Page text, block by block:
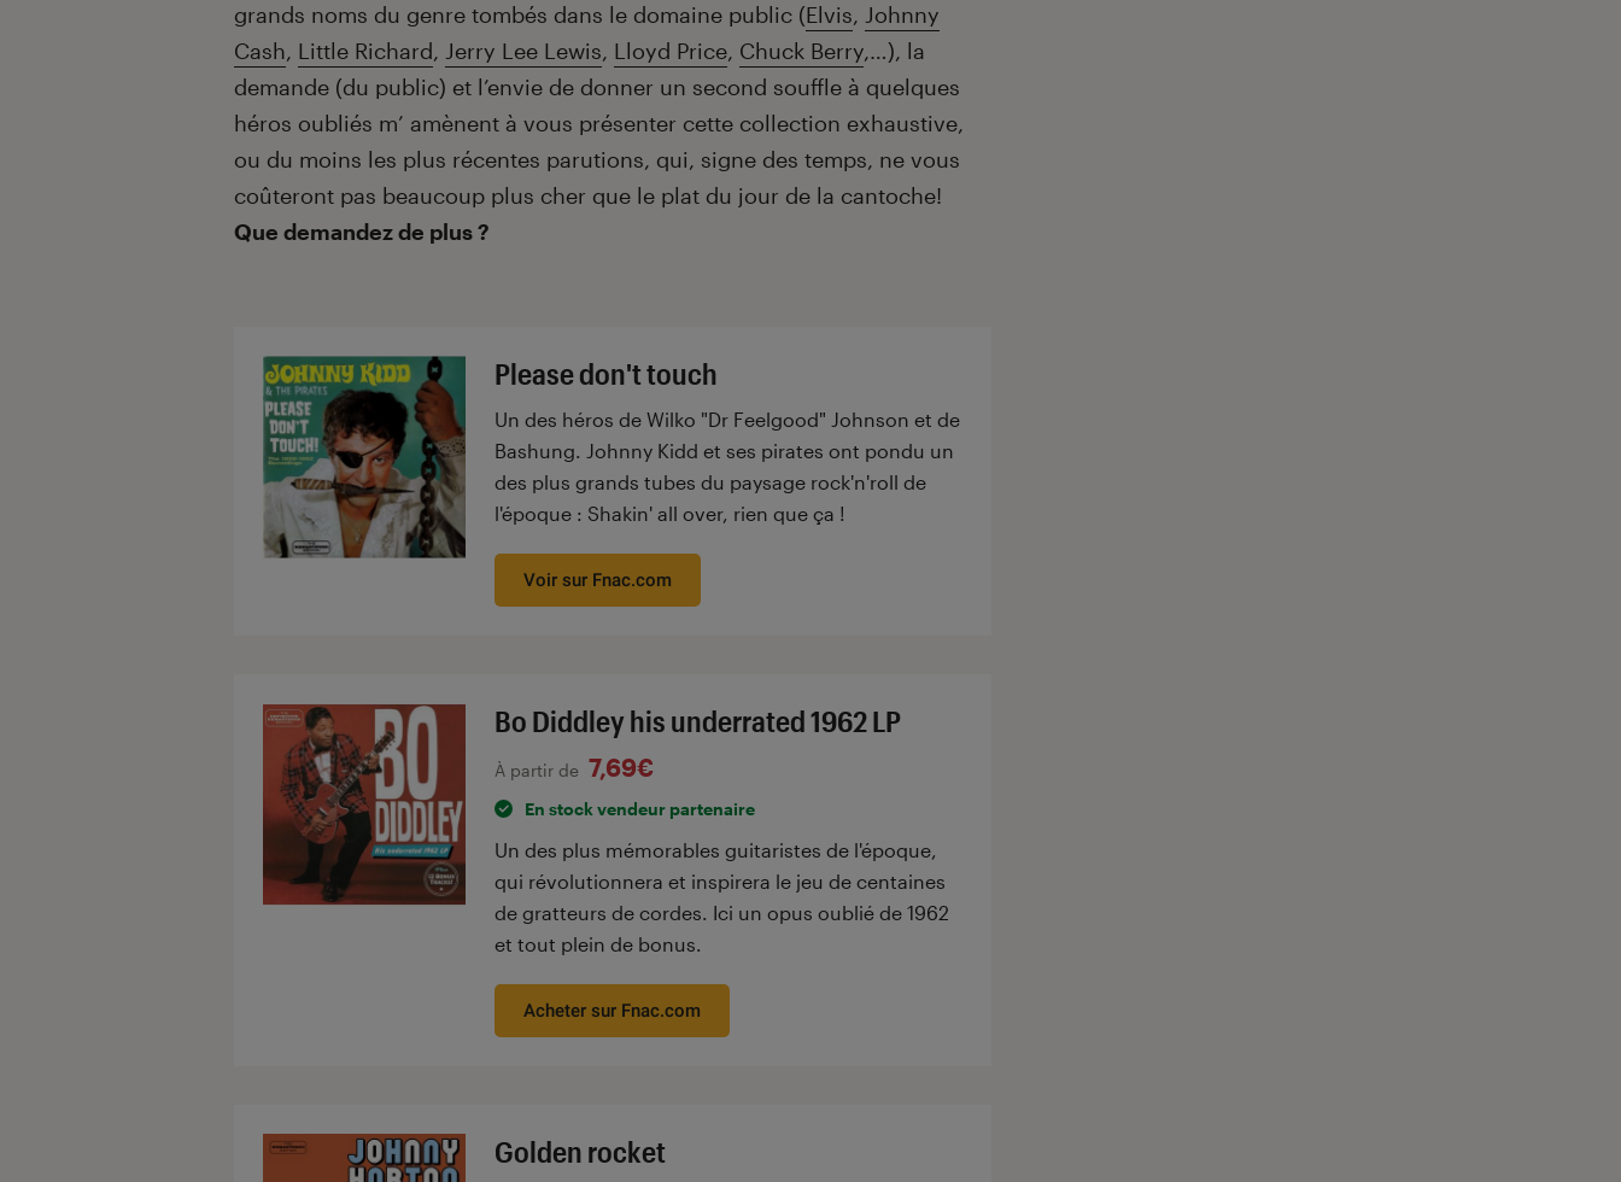
grands noms du genre tombés dans le domaine public (Elvis, Johnny
Cash, Little Richard, Jerry Lee Lewis, Lloyd Price, Chuck Berry,…), la
demande (du public) et l’envie de donner un second souffle à quelques
héros oubliés m’ amènent à vous présenter cette collection exhaustive,
ou du moins les plus récentes parutions, qui, signe des temps, ne vous
coûteront pas beaucoup plus cher que le plat du jour de la cantoche!
Que demandez de plus ?
Please don't touch
Un des héros de Wilko "Dr Feelgood" Johnson et de
Bashung. Johnny Kidd et ses pirates ont pondu un
des plus grands tubes du paysage rock'n'roll de
l'époque : Shakin' all over, rien que ça !
Voir sur Fnac.com
Bo Diddley his underrated 1962 LP
À partir de 7,69€
En stock vendeur partenaire
Un des plus mémorables guitaristes de l'époque,
qui révolutionnera et inspirera le jeu de centaines
de gratteurs de cordes. Ici un opus oublié de 1962
et tout plein de bonus.
Acheter sur Fnac.com
Golden rocket